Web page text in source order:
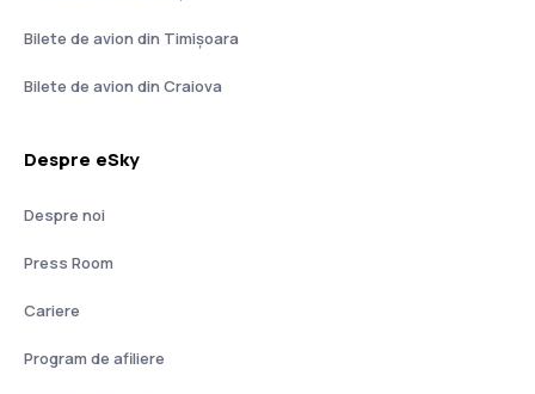
Bilete de avion din Timișoara
Bilete de avion din Craiova
Despre eSky
Despre noi
Press Room
Cariere
Program de afiliere